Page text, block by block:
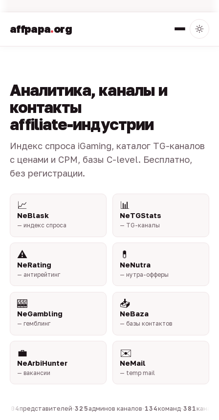
affpapa.org
Аналитика, каналы и
контакты
affiliate-индустрии
Индекс спроса iGaming, каталог TG-каналов
с ценами и CPM, базы C-level. Бесплатно,
без регистрации.
📈
NeBlask
— индекс спроса
📊
NeTGStats
— TG-каналы
⚠️
NeRating
— антирейтинг
💊
NeNutra
— нутра-офферы
🎰
NeGambling
— гемблинг
📥
NeBaza
— базы контактов
💼
NeArbiHunter
— вакансии
✉️
NeMail
— temp mail
804представителей·325 админов каналов·134команд·381